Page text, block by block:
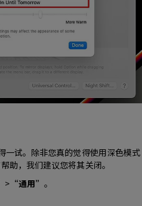
一试。除非您真的觉得使用深色模式
助，我们建议您将其关闭。
“通用” 。